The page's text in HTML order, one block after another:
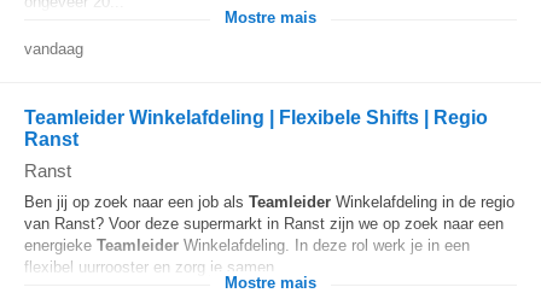
Mostre mais
vandaag
Teamleider Winkelafdeling | Flexibele Shifts | Regio
Ranst
Ranst
Ben jij op zoek naar een job als Teamleider Winkelafdeling in de regio
van Ranst? Voor deze supermarkt in Ranst zijn we op zoek naar een
energieke Teamleider Winkelafdeling. In deze rol werk je in een
flexibel uurrooster en zorg je samen...
Mostre mais